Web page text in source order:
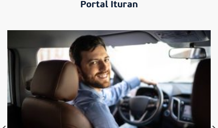
Portal Ituran